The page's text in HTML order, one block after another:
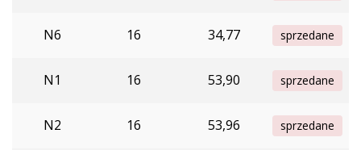
N6 16 34,77 sprzedane
N1 16 53,90 sprzedane
N2 16 53,96 sprzedane